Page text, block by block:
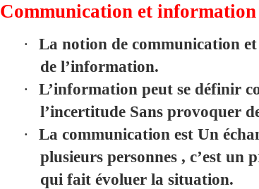
Communication et
·
La notion de communication
de l’information.
·
L’information peut se définir
l’incertitude Sans provoquer
·
La communication est Un
plusieurs personnes , c’est un
qui fait évoluer la situation.
تحميل كتاب شرح القانون الجنائي المغربي
للدكتور عبد الواحد العلمي